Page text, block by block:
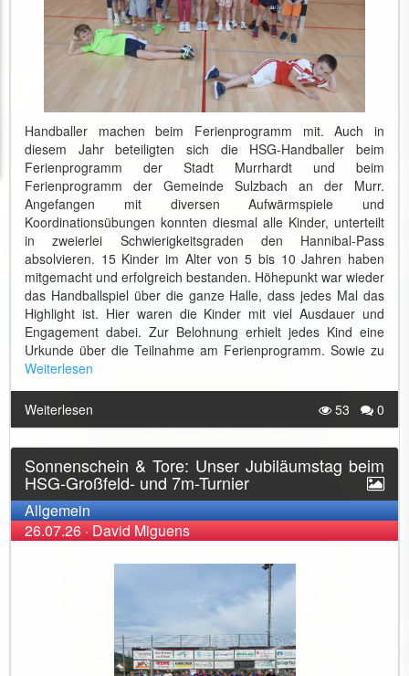
Handballer machen beim Ferienprogramm mit. Auch in
diesem Jahr beteiligten sich die HSG-Handballer beim
Ferienprogramm der Stadt Murrhardt und beim
Ferienprogramm der Gemeinde Sulzbach an der Murr.
Angefangen mit diversen Aufwärmspiele und
Koordinationsübungen konnten diesmal alle Kinder, unterteilt
in zweierlei Schwierigkeitsgraden den Hannibal-Pass
absolvieren. 15 Kinder im Alter von 5 bis 10 Jahren haben
mitgemacht und erfolgreich bestanden. Höhepunkt war wieder
das Handballspiel über die ganze Halle, dass jedes Mal das
Highlight ist. Hier waren die Kinder mit viel Ausdauer und
Engagement dabei. Zur Belohnung erhielt jedes Kind eine
Urkunde über die Teilnahme am Ferienprogramm. Sowie zu
Weiterlesen
Weiterlesen 53 0
Sonnenschein & Tore: Unser Jubiläumstag beim
HSG-Großfeld- und 7m-Turnier
Allgemein
26.07.26·David Miguens